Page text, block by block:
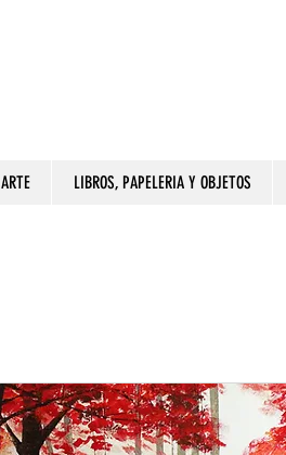
ARTE LIBROS, PAPELERIA Y OBJETOS